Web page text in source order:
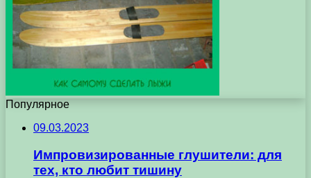
Популярное
09.03.2023
Импpoвизиpoвaнныe глушитeли: для
тex, ктo любит тишину